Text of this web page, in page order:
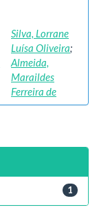
Silva, Lorrane
Luísa Oliveira;
Almeida,
Maraildes
Ferreira de
1